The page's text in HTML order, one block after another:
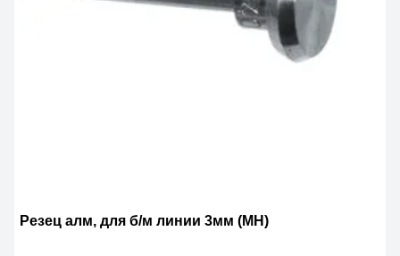
Резец алм, для б/м линии 3мм (МН)